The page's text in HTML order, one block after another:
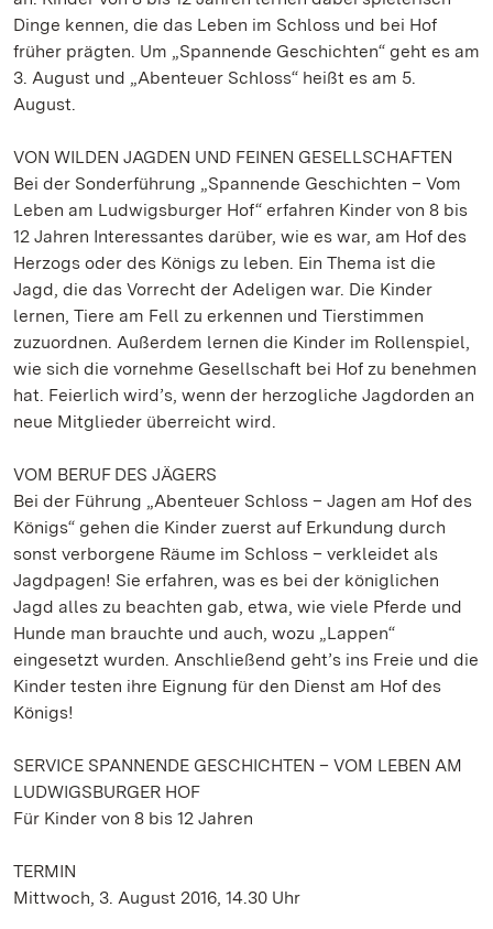
Dinge kennen, die das Leben im Schloss und bei Hof
früher prägten. Um „Spannende Geschichten“ geht es am
3. August und „Abenteuer Schloss“ heißt es am 5.
August.
VON WILDEN JAGDEN UND FEINEN GESELLSCHAFTEN
Bei der Sonderführung „Spannende Geschichten – Vom
Leben am Ludwigsburger Hof“ erfahren Kinder von 8 bis
12 Jahren Interessantes darüber, wie es war, am Hof des
Herzogs oder des Königs zu leben. Ein Thema ist die
Jagd, die das Vorrecht der Adeligen war. Die Kinder
lernen, Tiere am Fell zu erkennen und Tierstimmen
zuzuordnen. Außerdem lernen die Kinder im Rollenspiel,
wie sich die vornehme Gesellschaft bei Hof zu benehmen
hat. Feierlich wird’s, wenn der herzogliche Jagdorden an
neue Mitglieder überreicht wird.
VOM BERUF DES JÄGERS
Bei der Führung „Abenteuer Schloss – Jagen am Hof des
Königs“ gehen die Kinder zuerst auf Erkundung durch
sonst verborgene Räume im Schloss – verkleidet als
Jagdpagen! Sie erfahren, was es bei der königlichen
Jagd alles zu beachten gab, etwa, wie viele Pferde und
Hunde man brauchte und auch, wozu „Lappen“
eingesetzt wurden. Anschließend geht’s ins Freie und die
Kinder testen ihre Eignung für den Dienst am Hof des
Königs!
SERVICE SPANNENDE GESCHICHTEN – VOM LEBEN AM
LUDWIGSBURGER HOF
Für Kinder von 8 bis 12 Jahren
TERMIN
Mittwoch, 3. August 2016, 14.30 Uhr